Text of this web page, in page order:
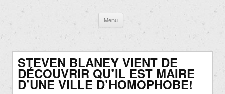
Menu
contenu
STEVEN BLANEY VIENT DE
DÉCOUVRIR QU’IL EST MAIRE
D’UNE VILLE D’HOMOPHOBE!